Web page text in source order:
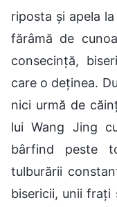
riposta și apela
fărâmă de
consecință,
care o deținea.
nici urmă de
lui Wang Jing
bârfind peste
tulburării
bisericii, unii frați